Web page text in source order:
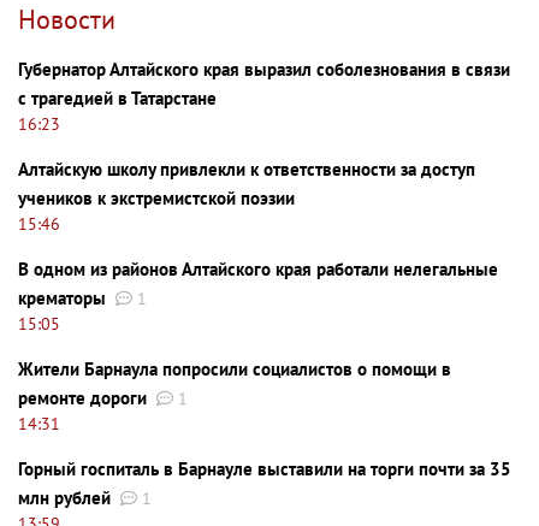
Новости
Губернатор Алтайского края выразил соболезнования в связи
с трагедией в Татарстане
16:23
Алтайскую школу привлекли к ответственности за доступ
учеников к экстремистской поэзии
15:46
В одном из районов Алтайского края работали нелегальные
крематоры
1
15:05
Жители Барнаула попросили социалистов о помощи в
ремонте дороги
1
14:31
Горный госпиталь в Барнауле выставили на торги почти за 35
млн рублей
1